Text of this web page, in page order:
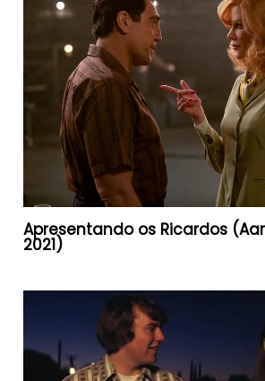
Apresentando os Ricardos
2021)